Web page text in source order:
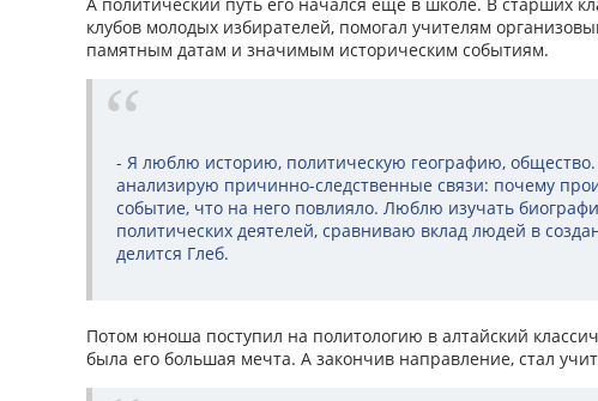
клубов молодых избирателей, помогал учителям
памятным датам и значимым историческим событиям.
- Я люблю историю, политическую географию, общество.
анализирую причинно-следственные связи: почему
событие, что на него повлияло. Люблю изучать
политических деятелей, сравниваю вклад людей в
делится Глеб.
Потом юноша поступил на политологию в алтайский
была его большая мечта. А закончив направление, стал